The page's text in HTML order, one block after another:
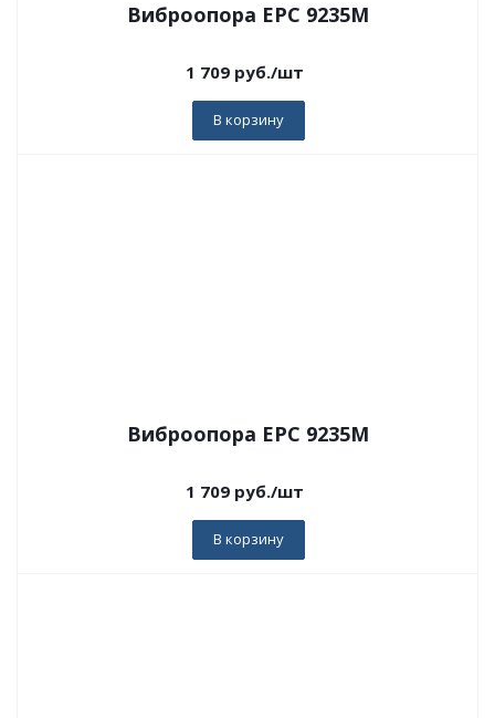
Виброопора EPC 9235M
1 709 руб./шт
В корзину
Виброопора EPC 9235M
1 709 руб./шт
В корзину